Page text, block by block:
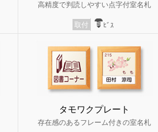
高精度で判読しやすい点字付室名札
取付 ﾋﾞｽ
タモワクプレート
存在感のあるフレーム付きの室名札